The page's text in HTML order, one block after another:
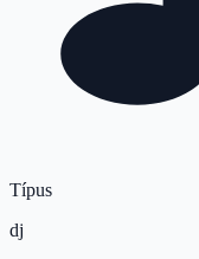
Típus
dj